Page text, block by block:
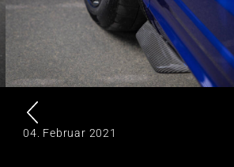
04. Februar 2021